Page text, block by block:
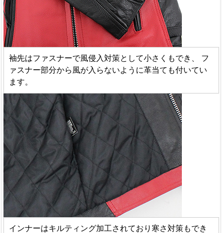
袖先はファスナーで風侵入対策として小さくもでき、 フ
ァスナー部分から風が入らないように革当ても付いてい
ます。
インナーはキルティング加工されており寒さ対策もでき